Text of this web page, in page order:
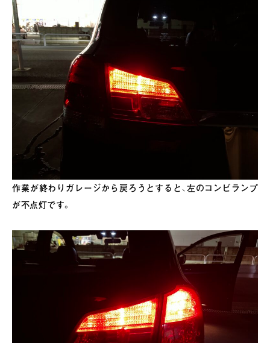
作業が終わりガレージから戻ろうとすると、左のコンビランプ
が不点灯です。